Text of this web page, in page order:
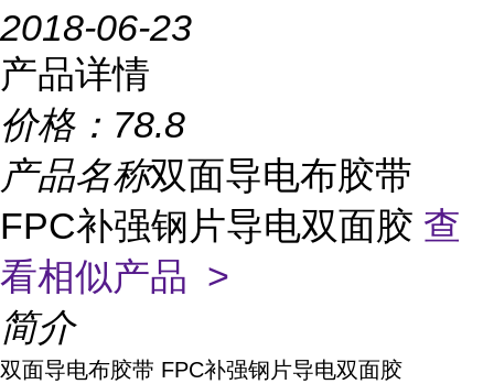
2018-06-23
产品详情
价格： 78.8
产品名称双面导电布胶带
FPC补强钢片导电双面胶 查
看相似产品 >
简介
双面导电布胶带 FPC补强钢片导电双面胶